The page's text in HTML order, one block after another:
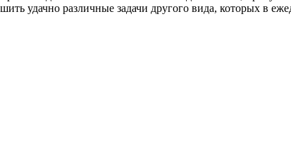
удачно различные задачи другого вида, которых в